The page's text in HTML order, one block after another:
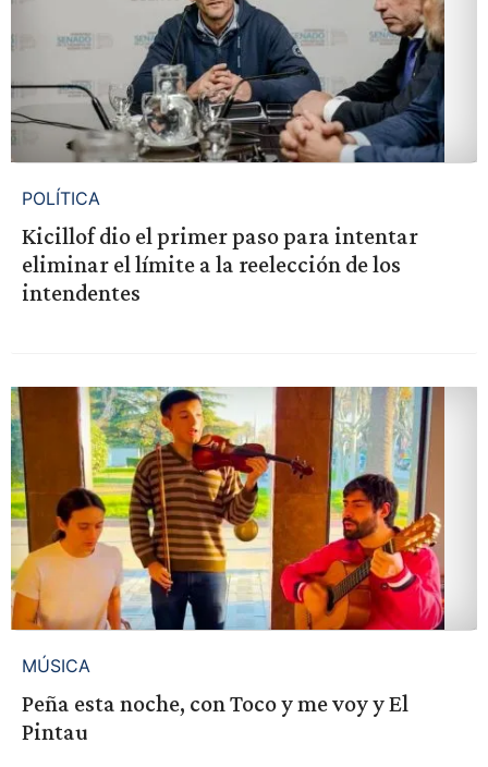
POLÍTICA
Kicillof dio el primer paso para intentar
eliminar el límite a la reelección de los
intendentes
MÚSICA
Peña esta noche, con Toco y me voy y El
Pintau